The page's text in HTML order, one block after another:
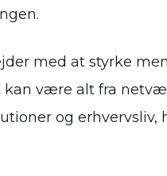
med at styrke
kan være alt fra
og erhvervsliv,